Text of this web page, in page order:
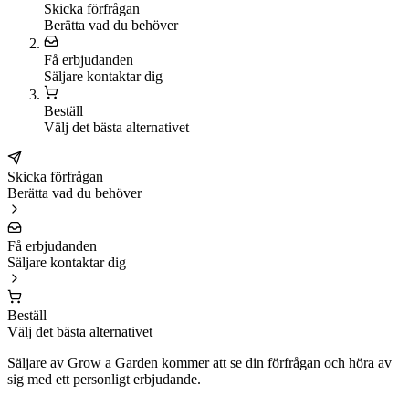
Skicka förfrågan
Berätta vad du behöver
Få erbjudanden
Säljare kontaktar dig
Beställ
Välj det bästa alternativet
Skicka förfrågan
Berätta vad du behöver
Få erbjudanden
Säljare kontaktar dig
Beställ
Välj det bästa alternativet
Säljare av Grow a Garden kommer att se din förfrågan och höra av
sig med ett personligt erbjudande.